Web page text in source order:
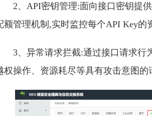
2、API密钥管理:面向接口密钥提
额管理机制,实时监控每个API Key的
3、异常请求拦截:通过接口请求行
权操作、资源耗尽等具有攻击意图的